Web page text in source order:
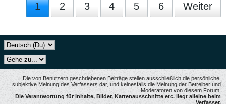
1 2 3 4 5 6 Weiter
Die von Benutzern geschriebenen Beiträge stellen ausschließlich die persönliche,
subjektive Meinung des Verfassers dar, und keinesfalls die Meinung der Betreiber und
Moderatoren von diesem Forum.
Die Verantwortung für Inhalte, Bilder, Kartenausschnitte etc. liegt alleine beim
Verfasser.